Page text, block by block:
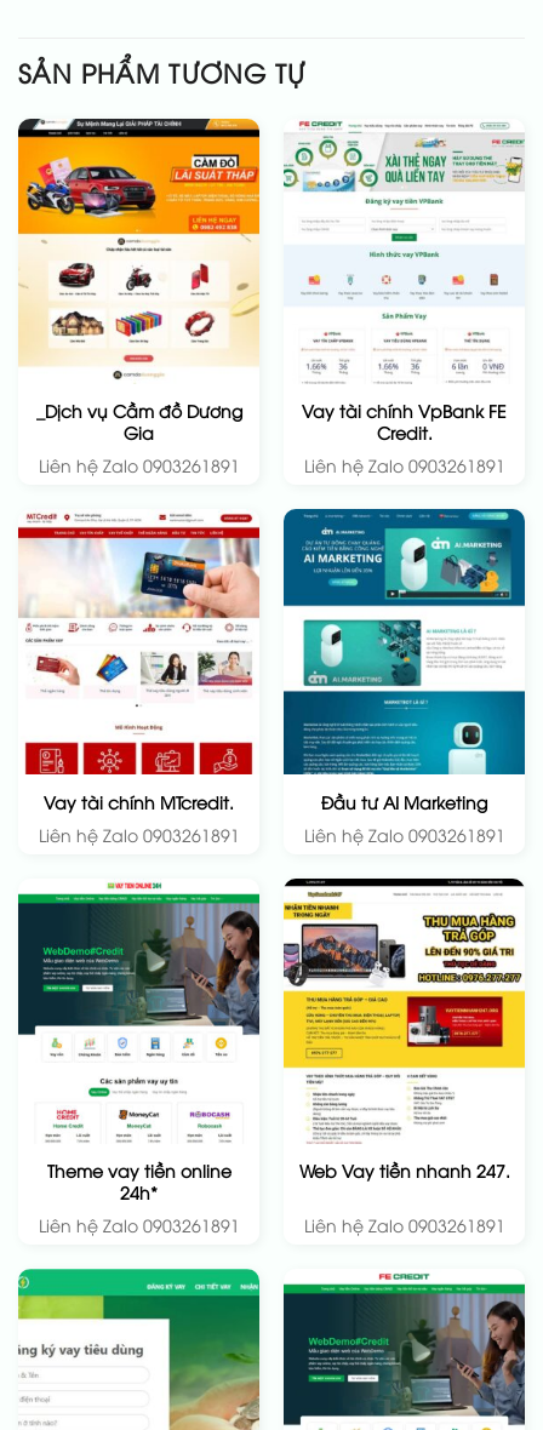
SẢN PHẨM TƯƠNG TỰ
_Dịch vụ Cầm đồ Dương
Gia
Liên hệ Zalo 0903261891
Vay tài chính VpBank FE
Credit.
Liên hệ Zalo 0903261891
Vay tài chính MTcredit.
Liên hệ Zalo 0903261891
Đầu tư AI Marketing
Liên hệ Zalo 0903261891
Theme vay tiền online
24h*
Liên hệ Zalo 0903261891
Web Vay tiền nhanh 247.
Liên hệ Zalo 0903261891